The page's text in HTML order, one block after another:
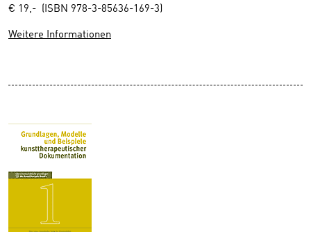
€ 19,- (ISBN 978-3-85636-169-3)
Weitere Informationen